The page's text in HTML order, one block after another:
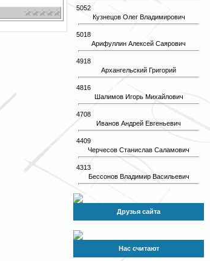
5052
Кузнецов Олег Владимирович
5018
Арифуллин Алексей Саярович
4918
Архангельский Григорий
4816
Шалимов Игорь Михайлович
4708
Иванов Андрей Евгеньевич
4409
Черчесов Станислав Саламович
4313
Бессонов Владимир Васильевич
Друзья сайта
Нас считают